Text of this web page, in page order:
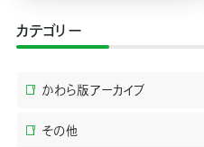
カテゴリー
かわら版アーカイブ
その他